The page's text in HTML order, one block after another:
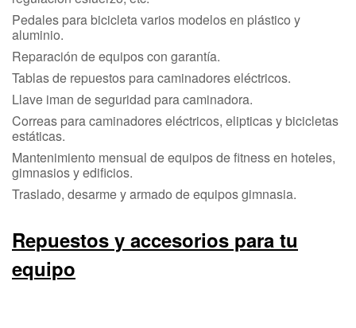
Pedales para bicicleta varios modelos en plástico y
aluminio.
Reparación de equipos con garantía.
Tablas de repuestos para caminadores eléctricos.
Llave iman de seguridad para caminadora.
Correas para caminadores eléctricos, elipticas y bicicletas
estáticas.
Mantenimiento mensual de equipos de fitness en hoteles,
gimnasios y edificios.
Traslado, desarme y armado de equipos gimnasia.
Repuestos y accesorios para tu
equipo